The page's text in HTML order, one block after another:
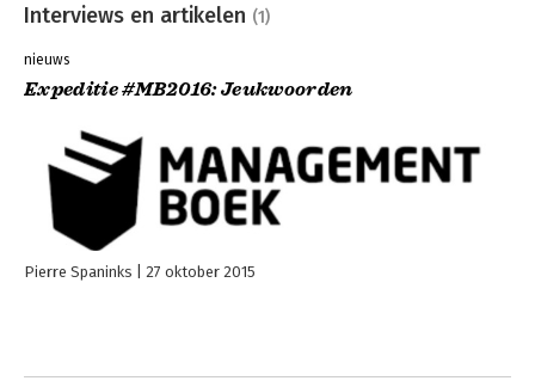
Interviews en artikelen (1)
nieuws
Expeditie #MB2016: Jeukwoorden
Pierre Spaninks 27 oktober 2015